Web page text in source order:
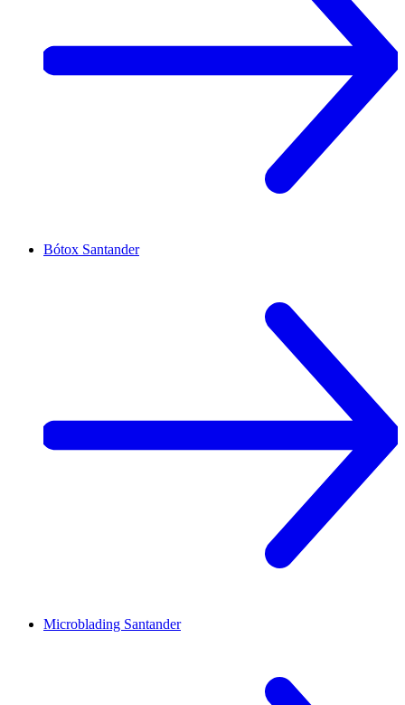
Bótox Santander
Microblading Santander